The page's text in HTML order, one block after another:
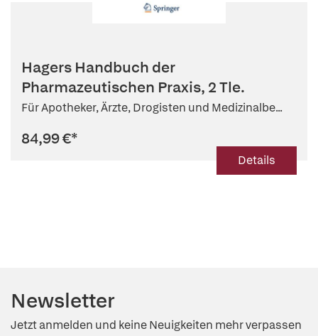
Hagers Handbuch der
Pharmazeutischen Praxis, 2 Tle.
Für Apotheker, Ärzte, Drogisten und Medizinalbe...
84,99 €*
Details
Newsletter
Jetzt anmelden und keine Neuigkeiten mehr verpassen